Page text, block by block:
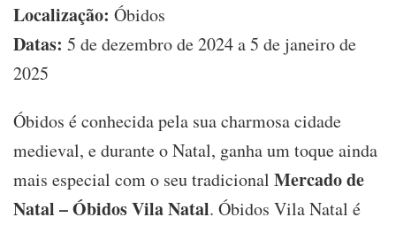
Localização: Óbidos
Datas: 5 de dezembro de 2024 a 5 de janeiro de
2025
Óbidos é conhecida pela sua charmosa cidade
medieval, e durante o Natal, ganha um toque ainda
mais especial com o seu tradicional Mercado de
Natal – Óbidos Vila Natal. Óbidos Vila Natal é